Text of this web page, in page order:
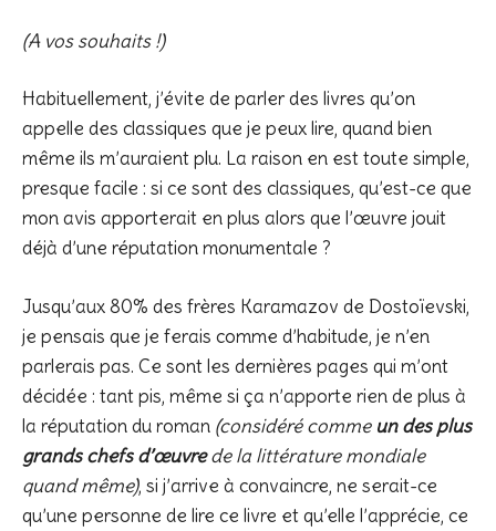
(A vos souhaits !)
Habituellement, j’évite de parler des livres qu’on
appelle des classiques que je peux lire, quand bien
même ils m’auraient plu. La raison en est toute simple,
presque facile : si ce sont des classiques, qu’est-ce que
mon avis apporterait en plus alors que l’œuvre jouit
déjà d’une réputation monumentale ?
Jusqu’aux 80% des frères Karamazov de Dostoïevski,
je pensais que je ferais comme d’habitude, je n’en
parlerais pas. Ce sont les dernières pages qui m’ont
décidée : tant pis, même si ça n’apporte rien de plus à
la réputation du roman (considéré comme un des plus
grands chefs d’œuvrede la littérature mondiale
quand même), si j’arrive à convaincre, ne serait-ce
qu’une personne de lire ce livre et qu’elle l’apprécie, ce